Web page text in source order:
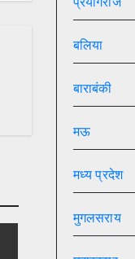
बलिया
बाराबंकी
मऊ
मध्य प्रदेश
मुगलसराय